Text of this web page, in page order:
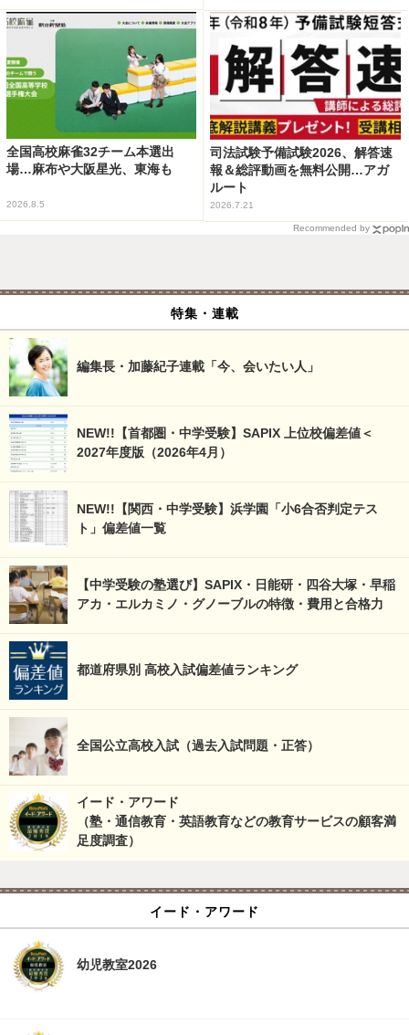
全国高校麻雀32チーム本選出
場…麻布や大阪星光、東海も
2026.8.5
司法試験予備試験2026、解答速
報＆総評動画を無料公開…アガ
ルート
2026.7.21
Recommended by
特集・連載
編集長・加藤紀子連載「今、会いたい人」
NEW!!【首都圏・中学受験】SAPIX 上位校偏差値＜
2027年度版（2026年4月）
NEW!!【関西・中学受験】浜学園「小6合否判定テス
ト」偏差値一覧
【中学受験の塾選び】SAPIX・日能研・四谷大塚・早稲
アカ・エルカミノ・グノーブルの特徴・費用と合格力
都道府県別 高校入試偏差値ランキング
全国公立高校入試（過去入試問題・正答）
イード・アワード
（塾・通信教育・英語教育などの教育サービスの顧客満
足度調査）
イード・アワード
幼児教室2026